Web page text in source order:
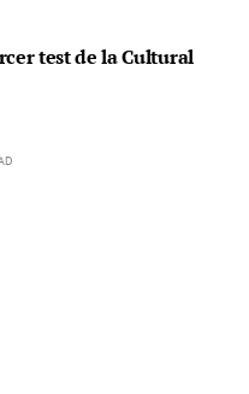
test de la Cultural